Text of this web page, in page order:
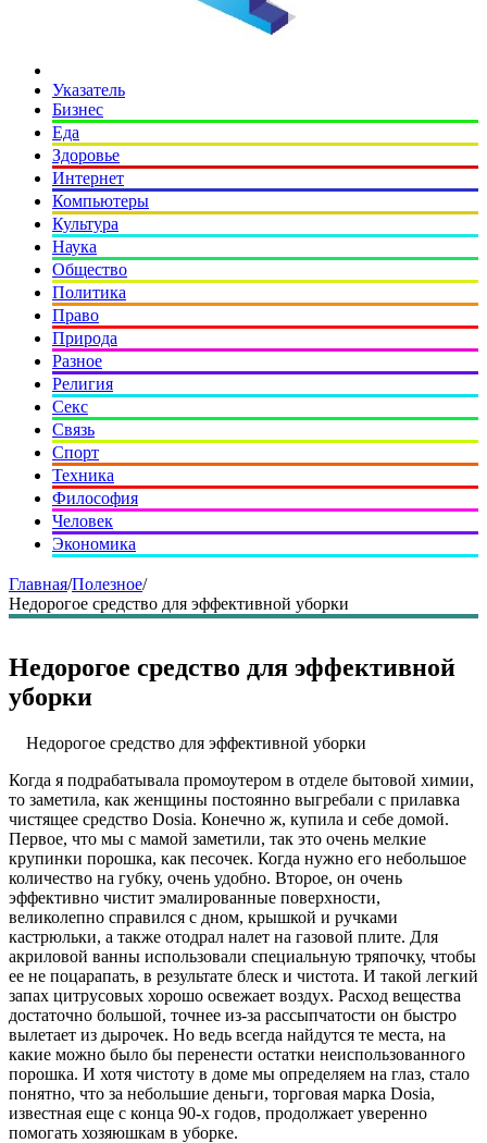
Указатель
Бизнес
Еда
Здоровье
Интернет
Компьютеры
Культура
Наука
Общество
Политика
Право
Природа
Разное
Религия
Секс
Связь
Спорт
Техника
Философия
Человек
Экономика
Главная/Полезное/
Недорогое средство для эффективной уборки
Недорогое средство для эффективной
уборки
Недорогое средство для эффективной уборки
Когда я подрабатывала промоутером в отделе бытовой химии,
то заметила, как женщины постоянно выгребали с прилавка
чистящее средство Dosia. Конечно ж, купила и себе домой.
Первое, что мы с мамой заметили, так это очень мелкие
крупинки порошка, как песочек. Когда нужно его небольшое
количество на губку, очень удобно. Второе, он очень
эффективно чистит эмалированные поверхности,
великолепно справился с дном, крышкой и ручками
кастрюльки, а также отодрал налет на газовой плите. Для
акриловой ванны использовали специальную тряпочку, чтобы
ее не поцарапать, в результате блеск и чистота. И такой легкий
запах цитрусовых хорошо освежает воздух. Расход вещества
достаточно большой, точнее из-за рассыпчатости он быстро
вылетает из дырочек. Но ведь всегда найдутся те места, на
какие можно было бы перенести остатки неиспользованного
порошка. И хотя чистоту в доме мы определяем на глаз, стало
понятно, что за небольшие деньги, торговая марка Dosia,
известная еще с конца 90-х годов, продолжает уверенно
помогать хозяюшкам в уборке.